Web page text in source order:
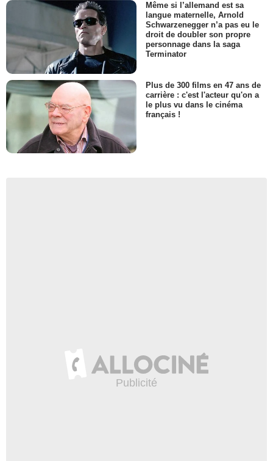
Même si l’allemand est sa
langue maternelle, Arnold
Schwarzenegger n’a pas eu le
droit de doubler son propre
personnage dans la saga
Terminator
Plus de 300 films en 47 ans de
carrière : c'est l'acteur qu'on a
le plus vu dans le cinéma
français !